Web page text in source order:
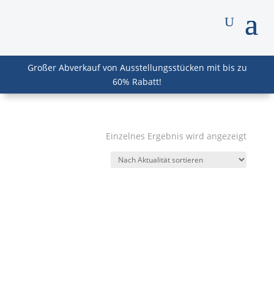
Großer Abverkauf von Ausstellungsstücken mit bis zu
60% Rabatt!
Einzelnes Ergebnis wird angezeigt